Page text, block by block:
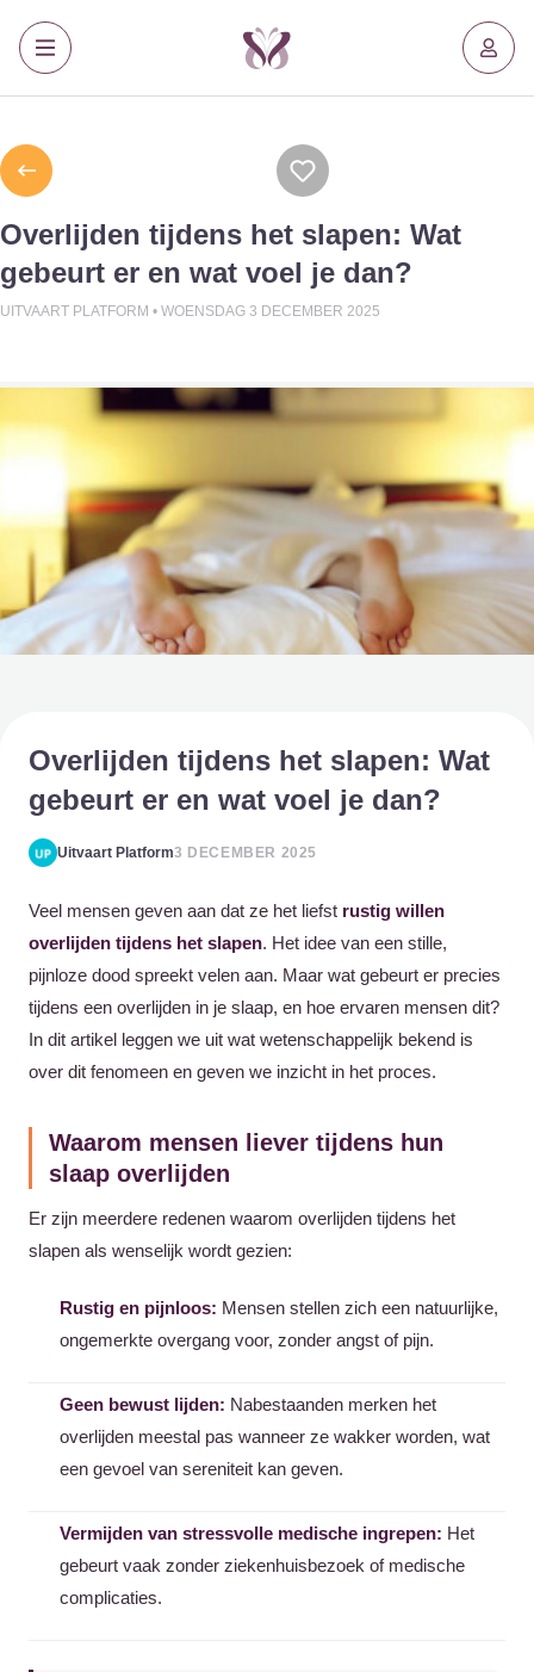
Overlijden tijdens het slapen: Wat
gebeurt er en wat voel je dan?
UITVAART PLATFORM • WOENSDAG 3 DECEMBER 2025
Overlijden tijdens het slapen: Wat
gebeurt er en wat voel je dan?
Uitvaart Platform3 DECEMBER 2025
Veel mensen geven aan dat ze het liefst rustig willen
overlijden tijdens het slapen. Het idee van een stille,
pijnloze dood spreekt velen aan. Maar wat gebeurt er precies
tijdens een overlijden in je slaap, en hoe ervaren mensen dit?
In dit artikel leggen we uit wat wetenschappelijk bekend is
over dit fenomeen en geven we inzicht in het proces.
Waarom mensen liever tijdens hun
slaap overlijden
Er zijn meerdere redenen waarom overlijden tijdens het
slapen als wenselijk wordt gezien:
Rustig en pijnloos: Mensen stellen zich een natuurlijke,
ongemerkte overgang voor, zonder angst of pijn.
Geen bewust lijden: Nabestaanden merken het
overlijden meestal pas wanneer ze wakker worden, wat
een gevoel van sereniteit kan geven.
Vermijden van stressvolle medische ingrepen: Het
gebeurt vaak zonder ziekenhuisbezoek of medische
complicaties.